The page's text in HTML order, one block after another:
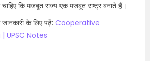
चाहिए कि मजबूत राज्य एक मजबूत राष्ट्र बनाते हैं।
के लिए पढ़ें: Cooperative
UPSC Notes